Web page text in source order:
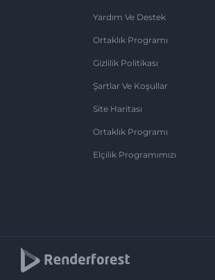
Yardım Ve Destek
Ortaklık Programı
Gizlilik Politikası
Şartlar Ve Koşullar
Site Haritası
Ortaklık Programı
Elçilik Programımızı